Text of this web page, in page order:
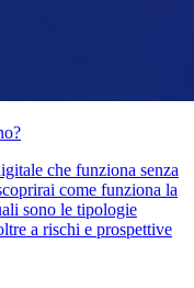
che funziona senza
come funziona la
sono le tipologie
a rischi e prospettive